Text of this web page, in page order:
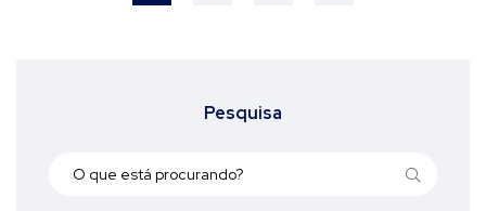
Pesquisa